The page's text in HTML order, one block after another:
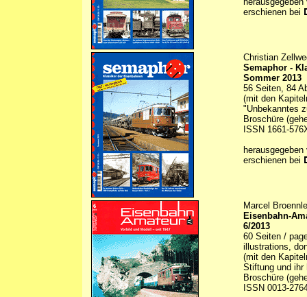
erschienen bei
Christian
Semaphor -
Sommer 2013
56 Seiten, 84
(mit den
"Unbekanntes
Broschüre
ISSN 1661-
erschienen bei
Marcel
Eisenbahn-
6/2013
60 Seiten /
illustrations,
(mit den
Stiftung und ihr
Broschüre
ISSN 0013-